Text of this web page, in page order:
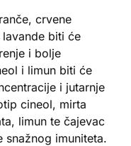
crvene
biti će
i bolje
i limun biti će
i jutarnje
cineol, mirta
limun te čajevac
snažnog imuniteta.